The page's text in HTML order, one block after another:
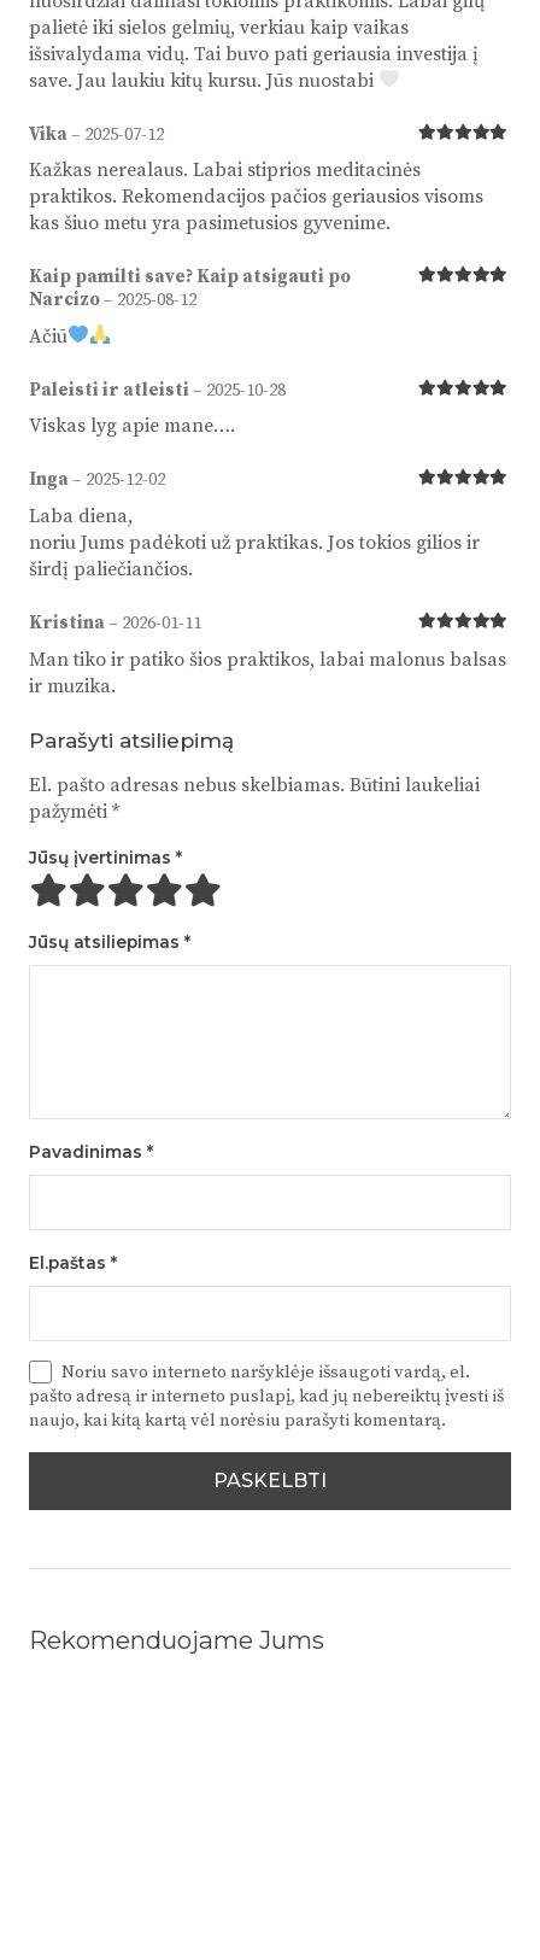
palietė iki sielos gelmių, verkiau kaip vaikas
išsivalydama vidų. Tai buvo pati geriausia investija į
save. Jau laukiu kitų kursu. Jūs nuostabi
Vika– 2025-07-12
Kažkas nerealaus. Labai stiprios meditacinės
praktikos. Rekomendacijos pačios geriausios visoms
kas šiuo metu yra pasimetusios gyvenime.
Kaip pamilti save? Kaip atsigauti po
Narcizo– 2025-08-12
Ačiū
Paleisti ir atleisti– 2025-10-28
Viskas lyg apie mane….
Inga– 2025-12-02
Laba diena,
noriu Jums padėkoti už praktikas. Jos tokios gilios ir
širdį paliečiančios.
Kristina– 2026-01-11
Man tiko ir patiko šios praktikos, labai malonus balsas
ir muzika.
Parašyti atsiliepimą
El. pašto adresas nebus skelbiamas. Būtini laukeliai
pažymėti *
Jūsų įvertinimas *
Jūsų atsiliepimas *
Pavadinimas *
El.paštas *
Noriu savo interneto naršyklėje išsaugoti vardą, el.
pašto adresą ir interneto puslapį, kad jų nebereiktų įvesti iš
naujo, kai kitą kartą vėl norėsiu parašyti komentarą.
Rekomenduojame Jums